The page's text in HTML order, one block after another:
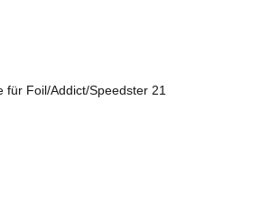
für Foil/Addict/Speedster 21